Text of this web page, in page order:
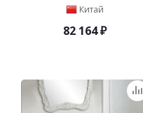
Китай
82 164₽